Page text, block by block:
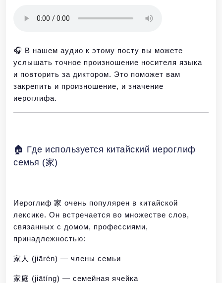
🎧 В нашем аудио к этому посту вы можете
услышать точное произношение носителя языка
и повторить за диктором. Это поможет вам
закрепить и произношение, и значение
иероглифа.
🏠 Где используется китайский иероглиф
семья (家)
Иероглиф 家 очень популярен в китайской
лексике. Он встречается во множестве слов,
связанных с домом, профессиями,
принадлежностью:
家人 (jiārén) — члены семьи
家庭 (jiātíng) — семейная ячейка